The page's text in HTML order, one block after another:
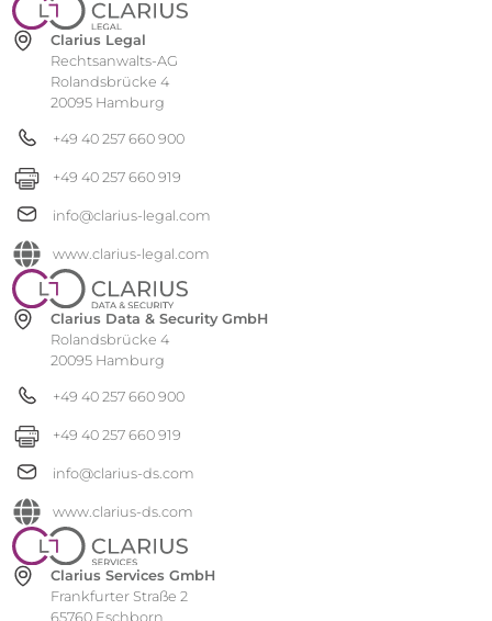
Clarius Legal
Rechtsanwalts-AG
Rolandsbrücke 4
20095 Hamburg
+49 40 257 660 900
+49 40 257 660 919
info@clarius-legal.com
www.clarius-legal.com
Clarius Data & Security GmbH
Rolandsbrücke 4
20095 Hamburg
+49 40 257 660 900
+49 40 257 660 919
info@clarius-ds.com
www.clarius-ds.com
Clarius Services GmbH
Frankfurter Straße 2
65760 Eschborn